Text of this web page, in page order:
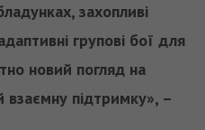
захопливі
групові бої для
новий погляд на
взаємну підтримку», –